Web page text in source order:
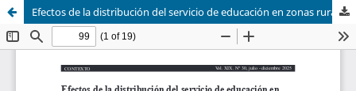
Efectos de la distribución del servicio de educación en zonas rurales